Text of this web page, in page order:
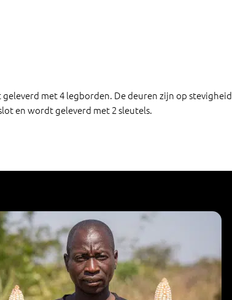
met 4 legborden. De deuren zijn op stevigheid
en wordt geleverd met 2 sleutels.